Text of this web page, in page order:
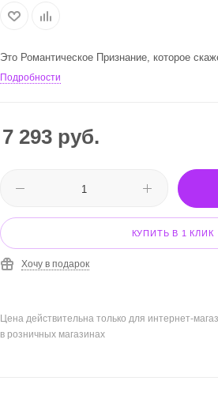
Это Романтическое Признание, которое
Подробности
7 293 руб.
КУПИТЬ В 1 КЛИК
Хочу в подарок
Цена действительна только для интернет-
в розничных магазинах